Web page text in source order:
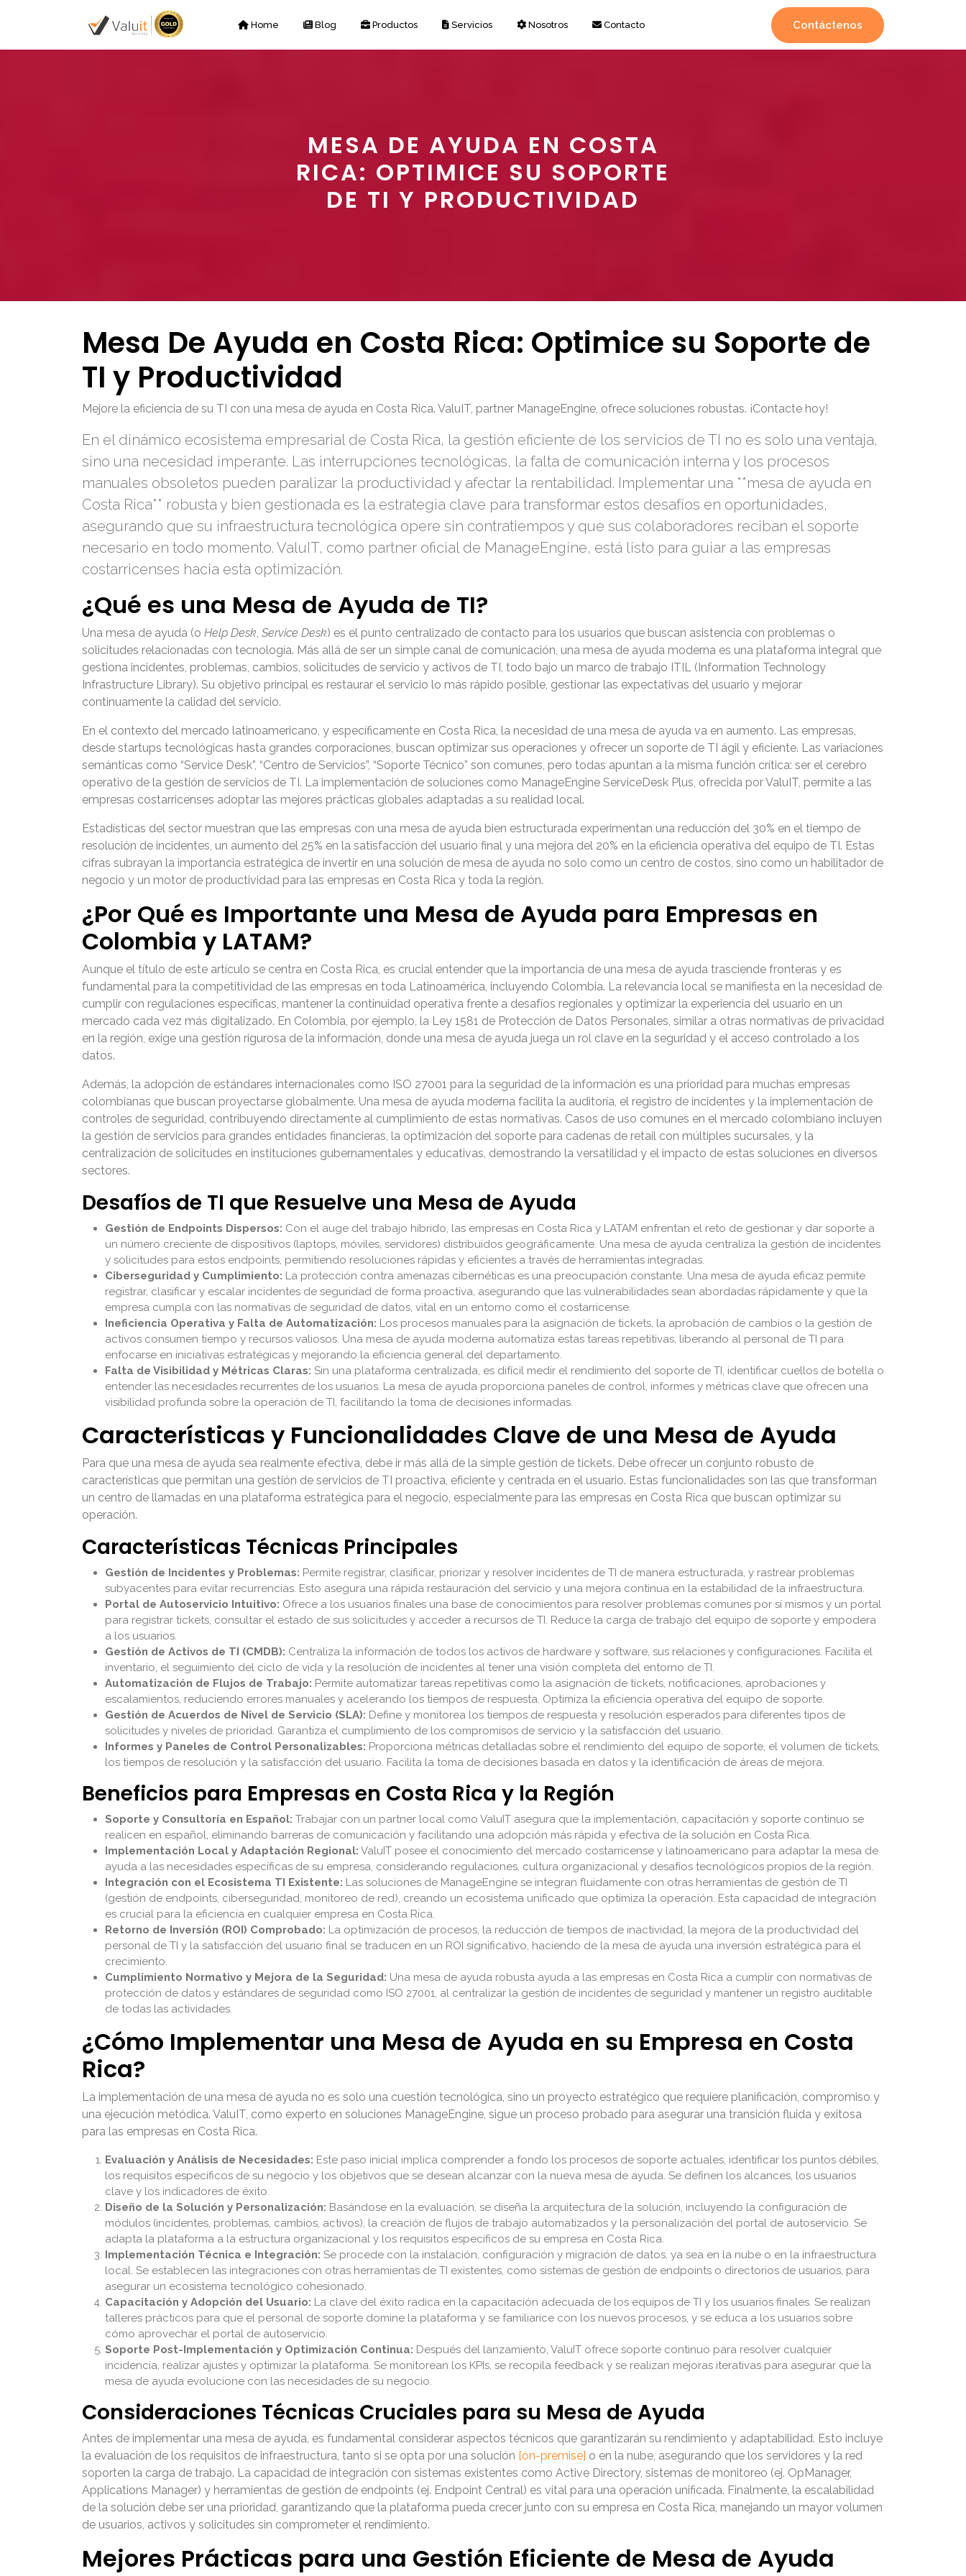
Home Blog Productos Servicios Nosotros Contacto Contáctenos
MESA DE AYUDA EN COSTA
RICA: OPTIMICE SU SOPORTE
DE TI Y PRODUCTIVIDAD
Mesa De Ayuda en Costa Rica: Optimice su Soporte de
TI y Productividad
Mejore la eficiencia de su TI con una mesa de ayuda en Costa Rica. ValuIT, partner ManageEngine, ofrece soluciones robustas. ¡Contacte hoy!
En el dinámico ecosistema empresarial de Costa Rica, la gestión eficiente de los servicios de TI no es solo una ventaja,
sino una necesidad imperante. Las interrupciones tecnológicas, la falta de comunicación interna y los procesos
manuales obsoletos pueden paralizar la productividad y afectar la rentabilidad. Implementar una **mesa de ayuda en
Costa Rica** robusta y bien gestionada es la estrategia clave para transformar estos desafíos en oportunidades,
asegurando que su infraestructura tecnológica opere sin contratiempos y que sus colaboradores reciban el soporte
necesario en todo momento. ValuIT, como partner oficial de ManageEngine, está listo para guiar a las empresas
costarricenses hacia esta optimización.
¿Qué es una Mesa de Ayuda de TI?
Una mesa de ayuda (o Help Desk, Service Desk) es el punto centralizado de contacto para los usuarios que buscan asistencia con problemas o
solicitudes relacionadas con tecnología. Más allá de ser un simple canal de comunicación, una mesa de ayuda moderna es una plataforma integral que
gestiona incidentes, problemas, cambios, solicitudes de servicio y activos de TI, todo bajo un marco de trabajo ITIL (Information Technology
Infrastructure Library). Su objetivo principal es restaurar el servicio lo más rápido posible, gestionar las expectativas del usuario y mejorar
continuamente la calidad del servicio.
En el contexto del mercado latinoamericano, y específicamente en Costa Rica, la necesidad de una mesa de ayuda va en aumento. Las empresas,
desde startups tecnológicas hasta grandes corporaciones, buscan optimizar sus operaciones y ofrecer un soporte de TI ágil y eficiente. Las variaciones
semánticas como “Service Desk”, “Centro de Servicios”, “Soporte Técnico” son comunes, pero todas apuntan a la misma función crítica: ser el cerebro
operativo de la gestión de servicios de TI. La implementación de soluciones como ManageEngine ServiceDesk Plus, ofrecida por ValuIT, permite a las
empresas costarricenses adoptar las mejores prácticas globales adaptadas a su realidad local.
Estadísticas del sector muestran que las empresas con una mesa de ayuda bien estructurada experimentan una reducción del 30% en el tiempo de
resolución de incidentes, un aumento del 25% en la satisfacción del usuario final y una mejora del 20% en la eficiencia operativa del equipo de TI. Estas
cifras subrayan la importancia estratégica de invertir en una solución de mesa de ayuda no solo como un centro de costos, sino como un habilitador de
negocio y un motor de productividad para las empresas en Costa Rica y toda la región.
¿Por Qué es Importante una Mesa de Ayuda para Empresas en
Colombia y LATAM?
Aunque el título de este artículo se centra en Costa Rica, es crucial entender que la importancia de una mesa de ayuda trasciende fronteras y es
fundamental para la competitividad de las empresas en toda Latinoamérica, incluyendo Colombia. La relevancia local se manifiesta en la necesidad de
cumplir con regulaciones específicas, mantener la continuidad operativa frente a desafíos regionales y optimizar la experiencia del usuario en un
mercado cada vez más digitalizado. En Colombia, por ejemplo, la Ley 1581 de Protección de Datos Personales, similar a otras normativas de privacidad
en la región, exige una gestión rigurosa de la información, donde una mesa de ayuda juega un rol clave en la seguridad y el acceso controlado a los
datos.
Además, la adopción de estándares internacionales como ISO 27001 para la seguridad de la información es una prioridad para muchas empresas
colombianas que buscan proyectarse globalmente. Una mesa de ayuda moderna facilita la auditoría, el registro de incidentes y la implementación de
controles de seguridad, contribuyendo directamente al cumplimiento de estas normativas. Casos de uso comunes en el mercado colombiano incluyen
la gestión de servicios para grandes entidades financieras, la optimización del soporte para cadenas de retail con múltiples sucursales, y la
centralización de solicitudes en instituciones gubernamentales y educativas, demostrando la versatilidad y el impacto de estas soluciones en diversos
sectores.
Desafíos de TI que Resuelve una Mesa de Ayuda
Gestión de Endpoints Dispersos: Con el auge del trabajo híbrido, las empresas en Costa Rica y LATAM enfrentan el reto de gestionar y dar soporte a
un número creciente de dispositivos (laptops, móviles, servidores) distribuidos geográficamente. Una mesa de ayuda centraliza la gestión de incidentes
y solicitudes para estos endpoints, permitiendo resoluciones rápidas y eficientes a través de herramientas integradas.
Ciberseguridad y Cumplimiento: La protección contra amenazas cibernéticas es una preocupación constante. Una mesa de ayuda eficaz permite
registrar, clasificar y escalar incidentes de seguridad de forma proactiva, asegurando que las vulnerabilidades sean abordadas rápidamente y que la
empresa cumpla con las normativas de seguridad de datos, vital en un entorno como el costarricense.
Ineficiencia Operativa y Falta de Automatización: Los procesos manuales para la asignación de tickets, la aprobación de cambios o la gestión de
activos consumen tiempo y recursos valiosos. Una mesa de ayuda moderna automatiza estas tareas repetitivas, liberando al personal de TI para
enfocarse en iniciativas estratégicas y mejorando la eficiencia general del departamento.
Falta de Visibilidad y Métricas Claras: Sin una plataforma centralizada, es difícil medir el rendimiento del soporte de TI, identificar cuellos de botella o
entender las necesidades recurrentes de los usuarios. La mesa de ayuda proporciona paneles de control, informes y métricas clave que ofrecen una
visibilidad profunda sobre la operación de TI, facilitando la toma de decisiones informadas.
Características y Funcionalidades Clave de una Mesa de Ayuda
Para que una mesa de ayuda sea realmente efectiva, debe ir más allá de la simple gestión de tickets. Debe ofrecer un conjunto robusto de
características que permitan una gestión de servicios de TI proactiva, eficiente y centrada en el usuario. Estas funcionalidades son las que transforman
un centro de llamadas en una plataforma estratégica para el negocio, especialmente para las empresas en Costa Rica que buscan optimizar su
operación.
Características Técnicas Principales
Gestión de Incidentes y Problemas: Permite registrar, clasificar, priorizar y resolver incidentes de TI de manera estructurada, y rastrear problemas
subyacentes para evitar recurrencias. Esto asegura una rápida restauración del servicio y una mejora continua en la estabilidad de la infraestructura.
Portal de Autoservicio Intuitivo: Ofrece a los usuarios finales una base de conocimientos para resolver problemas comunes por sí mismos y un portal
para registrar tickets, consultar el estado de sus solicitudes y acceder a recursos de TI. Reduce la carga de trabajo del equipo de soporte y empodera
a los usuarios.
Gestión de Activos de TI (CMDB): Centraliza la información de todos los activos de hardware y software, sus relaciones y configuraciones. Facilita el
inventario, el seguimiento del ciclo de vida y la resolución de incidentes al tener una visión completa del entorno de TI.
Automatización de Flujos de Trabajo: Permite automatizar tareas repetitivas como la asignación de tickets, notificaciones, aprobaciones y
escalamientos, reduciendo errores manuales y acelerando los tiempos de respuesta. Optimiza la eficiencia operativa del equipo de soporte.
Gestión de Acuerdos de Nivel de Servicio (SLA): Define y monitorea los tiempos de respuesta y resolución esperados para diferentes tipos de
solicitudes y niveles de prioridad. Garantiza el cumplimiento de los compromisos de servicio y la satisfacción del usuario.
Informes y Paneles de Control Personalizables: Proporciona métricas detalladas sobre el rendimiento del equipo de soporte, el volumen de tickets,
los tiempos de resolución y la satisfacción del usuario. Facilita la toma de decisiones basada en datos y la identificación de áreas de mejora.
Beneficios para Empresas en Costa Rica y la Región
Soporte y Consultoría en Español: Trabajar con un partner local como ValuIT asegura que la implementación, capacitación y soporte continuo se
realicen en español, eliminando barreras de comunicación y facilitando una adopción más rápida y efectiva de la solución en Costa Rica.
Implementación Local y Adaptación Regional: ValuIT posee el conocimiento del mercado costarricense y latinoamericano para adaptar la mesa de
ayuda a las necesidades específicas de su empresa, considerando regulaciones, cultura organizacional y desafíos tecnológicos propios de la región.
Integración con el Ecosistema TI Existente: Las soluciones de ManageEngine se integran fluidamente con otras herramientas de gestión de TI
(gestión de endpoints, ciberseguridad, monitoreo de red), creando un ecosistema unificado que optimiza la operación. Esta capacidad de integración
es crucial para la eficiencia en cualquier empresa en Costa Rica.
Retorno de Inversión (ROI) Comprobado: La optimización de procesos, la reducción de tiempos de inactividad, la mejora de la productividad del
personal de TI y la satisfacción del usuario final se traducen en un ROI significativo, haciendo de la mesa de ayuda una inversión estratégica para el
crecimiento.
Cumplimiento Normativo y Mejora de la Seguridad: Una mesa de ayuda robusta ayuda a las empresas en Costa Rica a cumplir con normativas de
protección de datos y estándares de seguridad como ISO 27001, al centralizar la gestión de incidentes de seguridad y mantener un registro auditable
de todas las actividades.
¿Cómo Implementar una Mesa de Ayuda en su Empresa en Costa
Rica?
La implementación de una mesa de ayuda no es solo una cuestión tecnológica, sino un proyecto estratégico que requiere planificación, compromiso y
una ejecución metódica. ValuIT, como experto en soluciones ManageEngine, sigue un proceso probado para asegurar una transición fluida y exitosa
para las empresas en Costa Rica.
Evaluación y Análisis de Necesidades: Este paso inicial implica comprender a fondo los procesos de soporte actuales, identificar los puntos débiles,
los requisitos específicos de su negocio y los objetivos que se desean alcanzar con la nueva mesa de ayuda. Se definen los alcances, los usuarios
clave y los indicadores de éxito.
Diseño de la Solución y Personalización: Basándose en la evaluación, se diseña la arquitectura de la solución, incluyendo la configuración de
módulos (incidentes, problemas, cambios, activos), la creación de flujos de trabajo automatizados y la personalización del portal de autoservicio. Se
adapta la plataforma a la estructura organizacional y los requisitos específicos de su empresa en Costa Rica.
Implementación Técnica e Integración: Se procede con la instalación, configuración y migración de datos, ya sea en la nube o en la infraestructura
local. Se establecen las integraciones con otras herramientas de TI existentes, como sistemas de gestión de endpoints o directorios de usuarios, para
asegurar un ecosistema tecnológico cohesionado.
Capacitación y Adopción del Usuario: La clave del éxito radica en la capacitación adecuada de los equipos de TI y los usuarios finales. Se realizan
talleres prácticos para que el personal de soporte domine la plataforma y se familiarice con los nuevos procesos, y se educa a los usuarios sobre
cómo aprovechar el portal de autoservicio.
Soporte Post-Implementación y Optimización Continua: Después del lanzamiento, ValuIT ofrece soporte continuo para resolver cualquier
incidencia, realizar ajustes y optimizar la plataforma. Se monitorean los KPIs, se recopila feedback y se realizan mejoras iterativas para asegurar que la
mesa de ayuda evolucione con las necesidades de su negocio.
Consideraciones Técnicas Cruciales para su Mesa de Ayuda
Antes de implementar una mesa de ayuda, es fundamental considerar aspectos técnicos que garantizarán su rendimiento y adaptabilidad. Esto incluye
la evaluación de los requisitos de infraestructura, tanto si se opta por una solución [on-premise] o en la nube, asegurando que los servidores y la red
soporten la carga de trabajo. La capacidad de integración con sistemas existentes como Active Directory, sistemas de monitoreo (ej. OpManager,
Applications Manager) y herramientas de gestión de endpoints (ej. Endpoint Central) es vital para una operación unificada. Finalmente, la escalabilidad
de la solución debe ser una prioridad, garantizando que la plataforma pueda crecer junto con su empresa en Costa Rica, manejando un mayor volumen
de usuarios, activos y solicitudes sin comprometer el rendimiento.
Mejores Prácticas para una Gestión Eficiente de Mesa de Ayuda